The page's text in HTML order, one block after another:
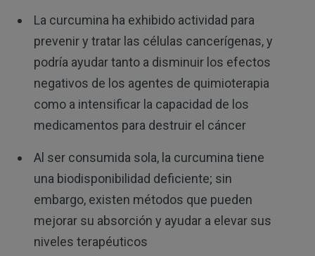
La curcumina ha exhibido actividad para
prevenir y tratar las células cancerígenas, y
podría ayudar tanto a disminuir los efectos
negativos de los agentes de quimioterapia
como a intensificar la capacidad de los
medicamentos para destruir el cáncer
Al ser consumida sola, la curcumina tiene
una biodisponibilidad deficiente; sin
embargo, existen métodos que pueden
mejorar su absorción y ayudar a elevar sus
niveles terapéuticos